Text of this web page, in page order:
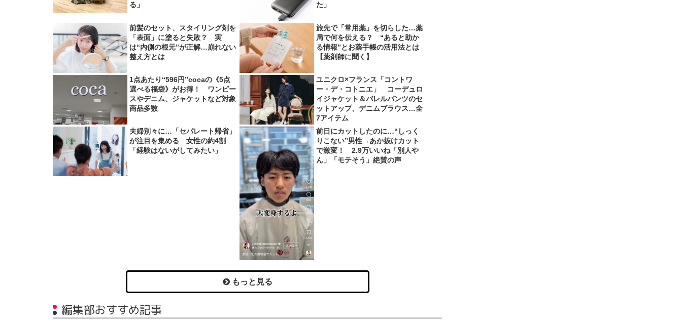
る」
た」
前髪のセット、スタイリング剤を
「表面」に塗ると失敗？ 実
は“内側の根元”が正解…崩れない
整え方とは
旅先で「常用薬」を切らした…薬
局で何を伝える？ “あると助か
る情報”とお薬手帳の活用法とは
【薬剤師に聞く】
1点あたり“596円”cocaの《5点
選べる福袋》がお得！ ワンピー
スやデニム、ジャケットなど対象
商品多数
ユニクロ×フランス「コントワ
ー・デ・コトニエ」 コーデュロ
イジャケット＆バレルパンツのセ
ットアップ、デニムブラウス…全
7アイテム
夫婦別々に…「セパレート帰省」
が注目を集める 女性の約4割
「経験はないがしてみたい」
前日にカットしたのに…“しっく
りこない”男性→あか抜けカット
で激変！ 2.9万いいね「別人や
ん」「モテそう」絶賛の声
もっと見る
編集部おすすめ記事